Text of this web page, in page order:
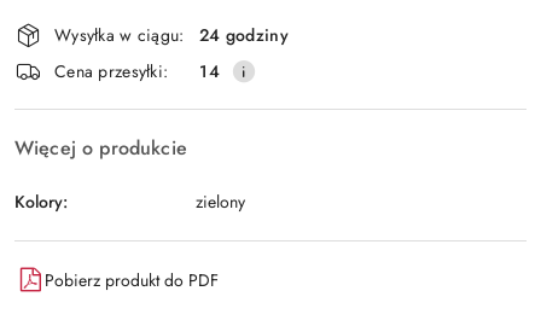
Wyślij
Dostępność
i
dostawa
Wysyłka w ciągu:
24 godziny
Cena przesyłki:
14
Więcej o produkcie
Kolory: zielony
Pobierz produkt do PDF